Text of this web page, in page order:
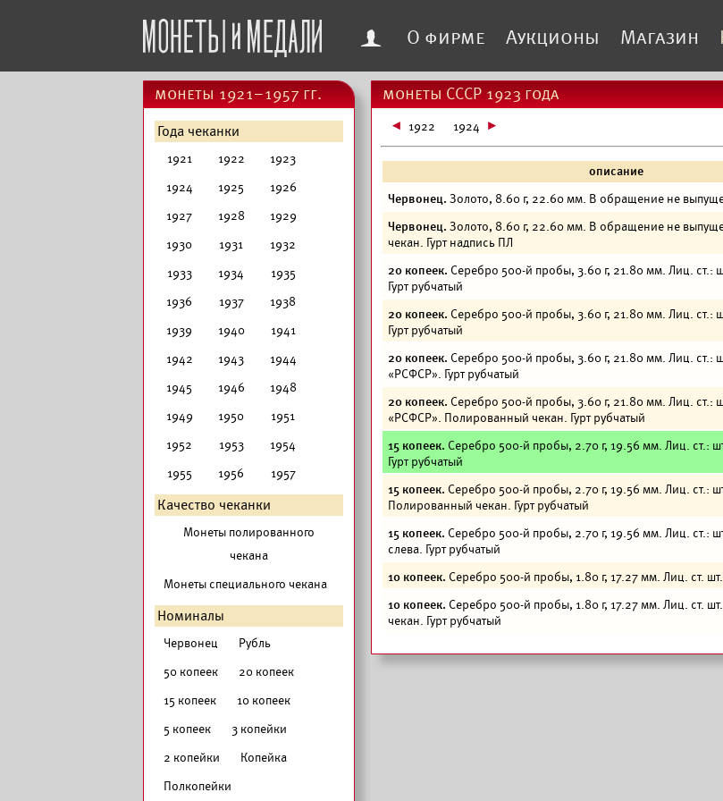
f О фирме Аукционы Магазин
монеты 1921–1957 гг.
Года чеканки
1921 1922
1923
1924
1925
1926
1927
1928
1929
1930
1931
1932
1933
1934
1935
1936
1937
1938
1939
1940
1941
1942
1943
1944
1945
1946
1948
1949
1950
1951
1952
1953
1954
1955
1956 1957
Качество чеканки
Монеты полированного
чекана
Монеты специального чекана
Номиналы
Червонец
Рубль
50 копеек
20 копеек
15 копеек
10 копеек
5 копеек
3 копейки
2 копейки
Копейка
Полкопейки
монеты СССР 1923 года
1922 1924
описание
Червонец. Золото, 8.60 г, 22.60 мм. В обращение не
Червонец. Золото, 8.60 г, 22.60 мм. В обращение не
чекан. Гурт надпись ПЛ
20 копеек. Серебро 500-й пробы, 3.60 г, 21.80 мм. Лиц. ст.:
Гурт рубчатый
20 копеек. Серебро 500-й пробы, 3.60 г, 21.80 мм. Лиц. ст.:
Гурт рубчатый
20 копеек. Серебро 500-й пробы, 3.60 г, 21.80 мм. Лиц. ст.:
«РСФСР». Гурт рубчатый
20 копеек. Серебро 500-й пробы, 3.60 г, 21.80 мм. Лиц. ст.:
«РСФСР». Полированный чекан. Гурт рубчатый
15 копеек. Серебро 500-й пробы, 2.70 г, 19.56 мм. Лиц. ст.:
Гурт рубчатый
15 копеек. Серебро 500-й пробы, 2.70 г, 19.56 мм. Лиц. ст.:
Полированный чекан. Гурт рубчатый
15 копеек. Серебро 500-й пробы, 2.70 г, 19.56 мм. Лиц. ст.:
слева. Гурт рубчатый
10 копеек. Серебро 500-й пробы, 1.80 г, 17.27 мм. Лиц. ст. шт.
10 копеек. Серебро 500-й пробы, 1.80 г, 17.27 мм. Лиц. ст.
чекан. Гурт рубчатый